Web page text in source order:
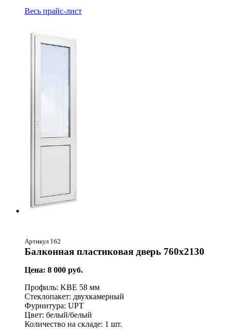
Весь прайс-лист
Артикул 162
Балконная пластиковая дверь 760х2130
Цена: 8 000 руб.
Профиль: KBE 58 мм
Стеклопакет: двухкамерный
Фурнитура: UPT
Цвет: белый/белый
Количество на складе: 1 шт.